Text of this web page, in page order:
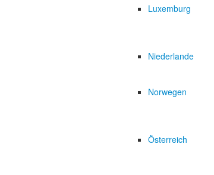
Luxemburg
Niederlande
Norwegen
Österreich